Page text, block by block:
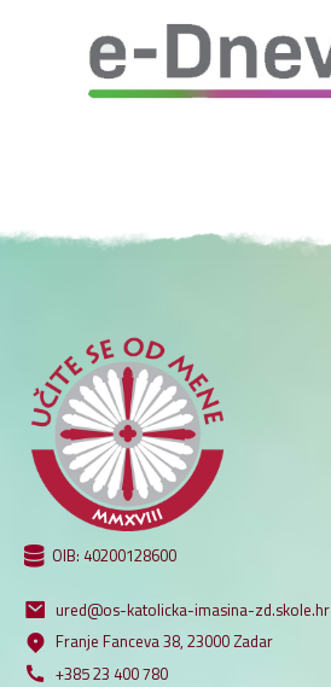
OIB: 40200128600
ured@os-katolicka-imasina-zd.skole.hr
Franje Fanceva 38, 23000 Zadar
+385 23 400 780